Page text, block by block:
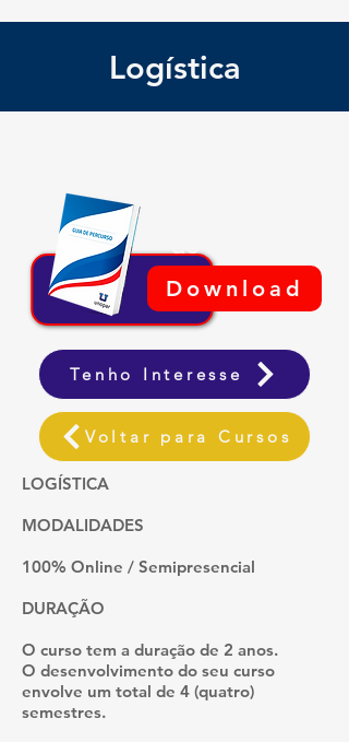
Logística
Download
de Percuso
Tenho Interesse
Voltar para Cursos
LOGÍSTICA
MODALIDADES
100% Online / Semipresencial
DURAÇÃO
O curso tem a duração de 2 anos.
O desenvolvimento do seu curso
envolve um total de 4 (quatro)
semestres.